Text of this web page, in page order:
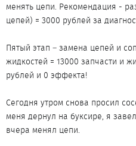
менять цепи. Рекомендация -
цепей) = 3000 рублей за
Пятый этап – замена цепей и
жидкостей = 13000 запчасти и
рублей и 0 эффекта!
Сегодня утром снова просил
меня дернул на буксире, я
вчера менял цепи.